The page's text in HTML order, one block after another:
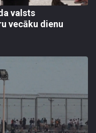
valsts
vecāku dienu